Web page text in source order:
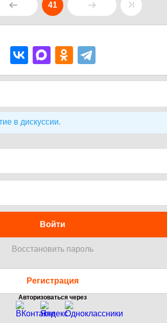
41
в дискуссии.
Войти
Восстановить пароль
Регистрация
Авторизоваться через